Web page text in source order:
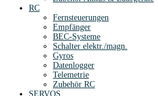
RC
Fernsteuerungen
Empfänger
BEC-Systeme
Schalter elektr./magn.
Gyros
Datenlogger
Telemetrie
Zubehör RC
SERVOS